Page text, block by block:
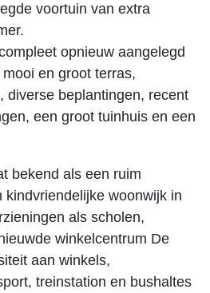
voortuin van extra
opnieuw aangelegd
en groot terras,
diverse beplantingen, recent
een groot tuinhuis en een
bekend als een ruim
kindvriendelijke woonwijk in
als scholen,
winkelcentrum De
aan winkels,
treinstation en bushaltes